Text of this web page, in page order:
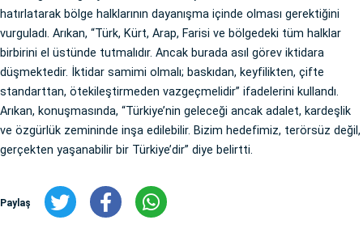
hatırlatarak bölge halklarının dayanışma içinde olması gerektiğini
vurguladı. Arıkan, “Türk, Kürt, Arap, Farisi ve bölgedeki tüm halklar
birbirini el üstünde tutmalıdır. Ancak burada asıl görev iktidara
düşmektedir. İktidar samimi olmalı; baskıdan, keyfilikten, çifte
standarttan, ötekileştirmeden vazgeçmelidir” ifadelerini kullandı.
Arıkan, konuşmasında, “Türkiye’nin geleceği ancak adalet, kardeşlik
ve özgürlük zemininde inşa edilebilir. Bizim hedefimiz, terörsüz değil,
gerçekten yaşanabilir bir Türkiye’dir” diye belirtti.
Paylaş